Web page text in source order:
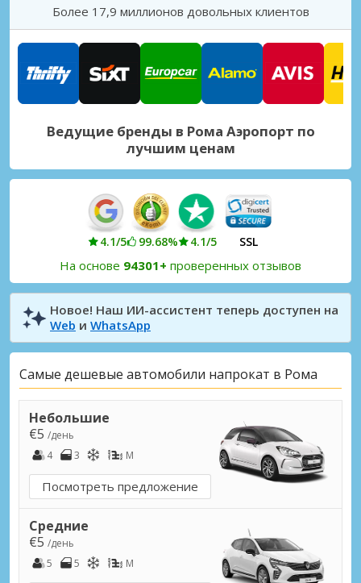
Более 17,9 миллионов довольных клиентов
Ведущие бренды в Рома Аэропорт по
лучшим ценам
4.1/5 99.68% 4.1/5 SSL
На основе 94301+ проверенных отзывов
Новое! Наш ИИ-ассистент теперь доступен на
Web и WhatsApp
Самые дешевые автомобили напрокат в Рома
Небольшие
€5 /день
4
3 M
Посмотреть предложение
Средние
€5 /день
5
5 M